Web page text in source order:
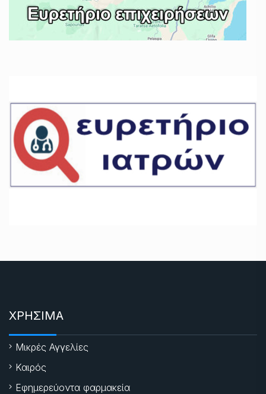
ΧΡΗΣΙΜΑ
Μικρές Αγγελίες
Καιρός
Εφημερεύοντα φαρμακεία